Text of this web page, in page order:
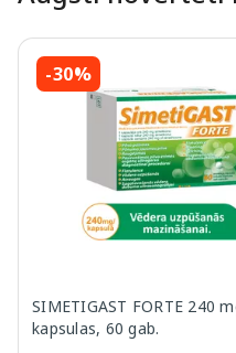
-30%
SIMETIGAST FORTE 240
kapsulas, 60 gab.